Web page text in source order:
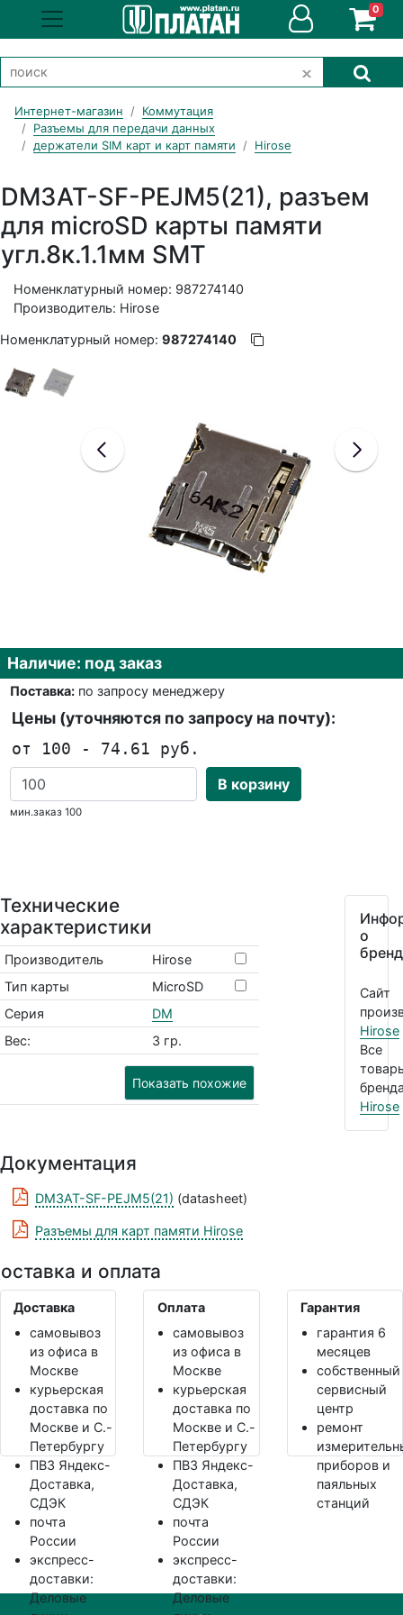
0
Интернет-магазин
Коммутация
Разъемы для передачи данных
держатели SIM карт и карт памяти
Hirose
DM3AT-SF-PEJM5(21), разъем
для microSD карты памяти
угл.8к.1.1мм SMT
Номенклатурный номер: 987274140
Производитель: Hirose
Номенклатурный номер: 987274140
Наличие: под заказ
Поставка:по запросу менеджеру
Цены (уточняются по запросу на почту):
от 100 - 74.61 руб.
В корзину
мин.заказ 100
Технические
характеристики
Производитель
Hirose
Тип карты
MicroSD
Серия
DM
Вес:
3 гр.
Показать похожие
о
Сайт
Hirose
Все
Hirose
Документация
DM3AT-SF-PEJM5(21) (datasheet)
Разъемы для карт памяти Hirose
и оплата
Доставка
самовывоз
из офиса в
Москве
курьерская
доставка по
Москве и С.-
Петербургу
ПВЗ Яндекс-
Доставка,
СДЭК
почта
России
экспресс-
доставки:
Деловые
Оплата
самовывоз
из офиса в
Москве
курьерская
доставка по
Москве и С.-
Петербургу
ПВЗ Яндекс-
Доставка,
СДЭК
почта
России
экспресс-
доставки:
Деловые
Гарантия
гарантия 6
месяцев
собственный
сервисный
центр
ремонт
приборов и
паяльных
станций